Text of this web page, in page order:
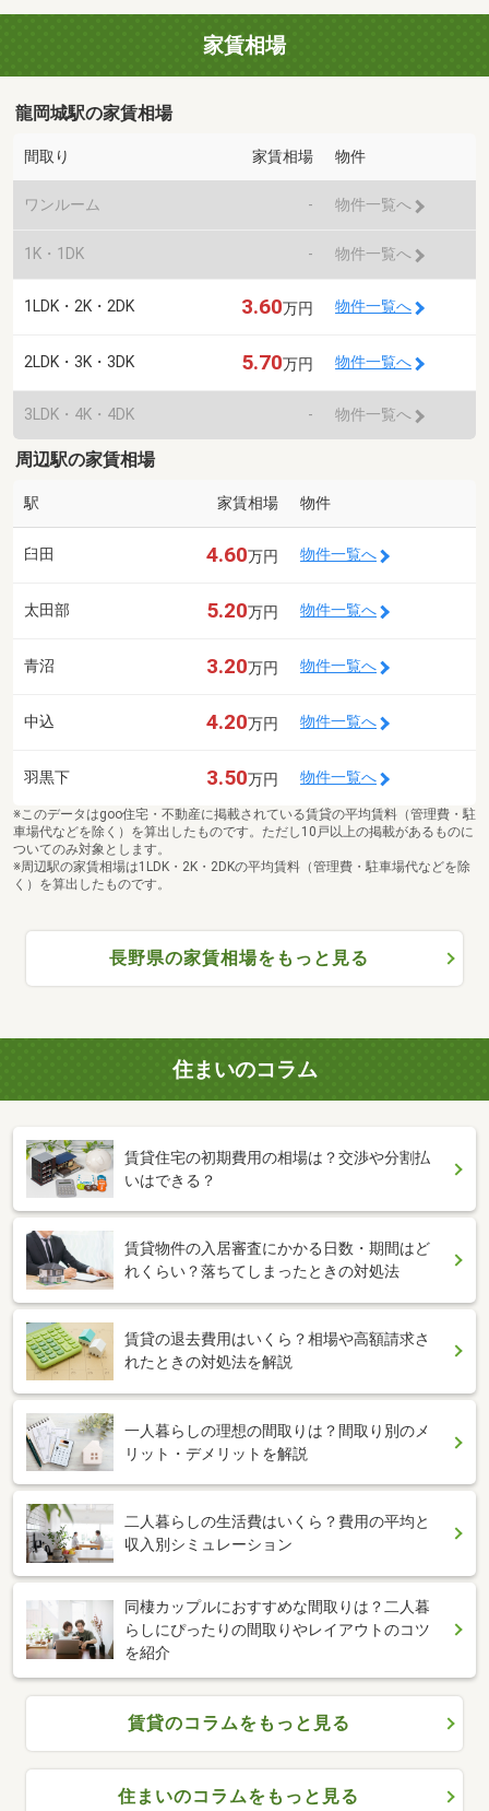
家賃相場
龍岡城駅の家賃相場
間取り 家賃相場 物件
ワンルーム - 物件一覧へ
1K・1DK - 物件一覧へ
1LDK・2K・2DK 3.60万円 物件一覧へ
2LDK・3K・3DK 5.70万円 物件一覧へ
3LDK・4K・4DK - 物件一覧へ
周辺駅の家賃相場
駅 家賃相場 物件
臼田 4.60万円 物件一覧へ
太田部 5.20万円 物件一覧へ
青沼 3.20万円 物件一覧へ
中込 4.20万円 物件一覧へ
羽黒下 3.50万円 物件一覧へ
※このデータはgoo住宅・不動産に掲載されている賃貸の平均賃料（管理費・駐
車場代などを除く）を算出したものです。ただし10戸以上の掲載があるものに
ついてのみ対象とします。
※周辺駅の家賃相場は1LDK・2K・2DKの平均賃料（管理費・駐車場代などを除
く）を算出したものです。
長野県の家賃相場をもっと見る
住まいのコラム
賃貸住宅の初期費用の相場は？交渉や分割払
いはできる？
賃貸物件の入居審査にかかる日数・期間はど
れくらい？落ちてしまったときの対処法
賃貸の退去費用はいくら？相場や高額請求さ
れたときの対処法を解説
一人暮らしの理想の間取りは？間取り別のメ
リット・デメリットを解説
二人暮らしの生活費はいくら？費用の平均と
収入別シミュレーション
同棲カップルにおすすめな間取りは？二人暮
らしにぴったりの間取りやレイアウトのコツ
を紹介
賃貸のコラムをもっと見る
住まいのコラムをもっと見る